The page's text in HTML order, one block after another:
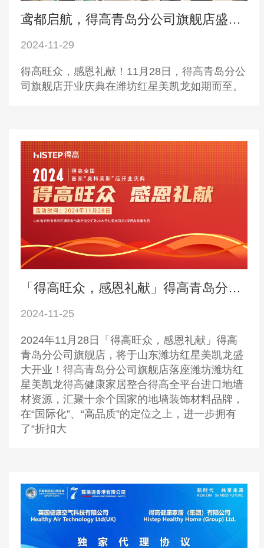
鸢都启航，得高青岛分公司旗舰店盛大开业！
2024-11-29
得高旺众，感恩礼献！11月28日，得高青岛分公
司旗舰店开业庆典在潍坊红星美凯龙如期而至。
「得高旺众，感恩礼献」得高青岛分公司旗舰店即将开业！
2024-11-25
2024年11月28日「得高旺众，感恩礼献」得高
青岛分公司旗舰店，将于山东潍坊红星美凯龙盛
大开业！得高青岛分公司旗舰店落座潍坊潍坊红
星美凯龙得高健康家居整合得高全平台进口地墙
材资源，汇聚十余个国家的地墙装饰材料品牌，
在“国际化”、“高品质”的定位之上，进一步拥有
了“折扣大